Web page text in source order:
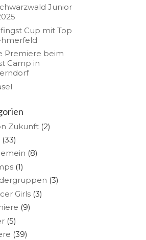
Junior
Cup mit Top
Premiere beim
Camp in
Zukunft (2)
(33)
(8)
(1)
(3)
Girls (3)
(9)
(5)
(39)